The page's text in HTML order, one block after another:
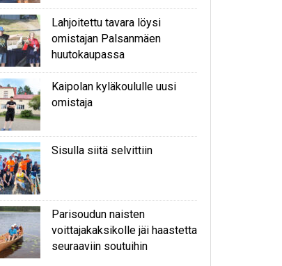
Lahjoitettu tavara löysi
omistajan Palsanmäen
huutokaupassa
Kaipolan kyläkoululle uusi
omistaja
Sisulla siitä selvittiin
Parisoudun naisten
voittajakaksikolle jäi haastetta
seuraaviin soutuihin